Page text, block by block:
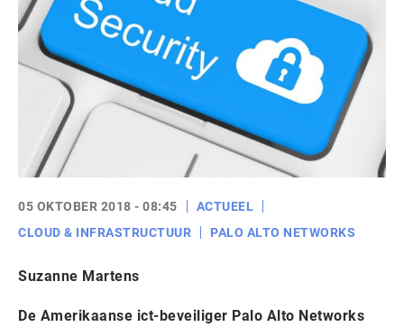
05 OKTOBER 2018 - 08:45
ACTUEEL
CLOUD & INFRASTRUCTUUR
PALO ALTO NETWORKS
Suzanne Martens
De Amerikaanse ict-beveiliger Palo Alto Networks